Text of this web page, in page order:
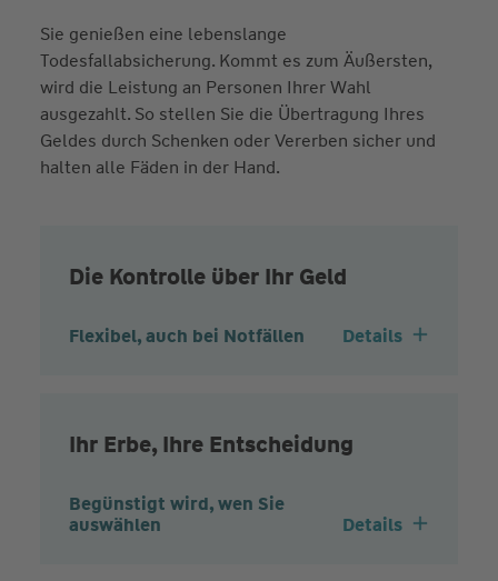
Sie genießen eine lebenslange
Todesfallabsicherung. Kommt es zum Äußersten,
wird die Leistung an Personen Ihrer Wahl
ausgezahlt. So stellen Sie die Übertragung Ihres
Geldes durch Schenken oder Vererben sicher und
halten alle Fäden in der Hand.
Die Kontrolle über Ihr Geld
Flexibel, auch bei Notfällen Details
Ihr Erbe, Ihre Entscheidung
Begünstigt wird, wen Sie
auswählen
Details